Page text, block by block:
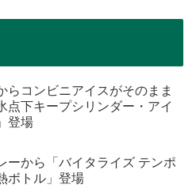
らコンビニアイスがそのまま
点下キープシリンダー・アイ
登場
ーから「バイタライズ テンポ
ボトル」登場